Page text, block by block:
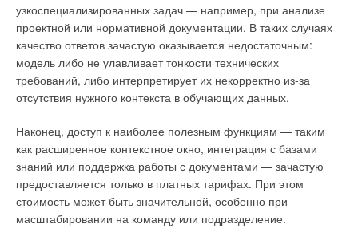
узкоспециализированных задач — например, при анализе
проектной или нормативной документации. В таких случаях
качество ответов зачастую оказывается недостаточным:
модель либо не улавливает тонкости технических
требований, либо интерпретирует их некорректно из-за
отсутствия нужного контекста в обучающих данных.
Наконец, доступ к наиболее полезным функциям — таким
как расширенное контекстное окно, интеграция с базами
знаний или поддержка работы с документами — зачастую
предоставляется только в платных тарифах. При этом
стоимость может быть значительной, особенно при
масштабировании на команду или подразделение.